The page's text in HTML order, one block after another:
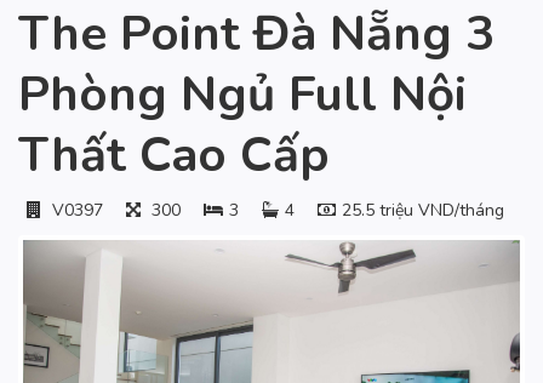
The Point Đà Nẵng 3
Phòng Ngủ Full Nội
Thất Cao Cấp
V0397 300 3 4 25.5 triệu VND/tháng